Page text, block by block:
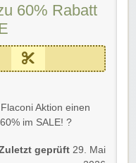
60% Rabatt
Aktion einen
im SALE! ?️
und schon könnt
geprüft 29. Mai